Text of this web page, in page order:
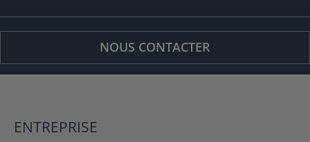
NOUS CONTACTER
ENTREPRISE